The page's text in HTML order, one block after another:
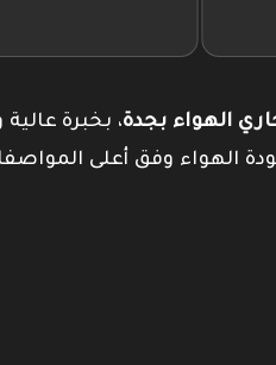
الهواء بجدة، بخبرة
الهواء وفق أعلى